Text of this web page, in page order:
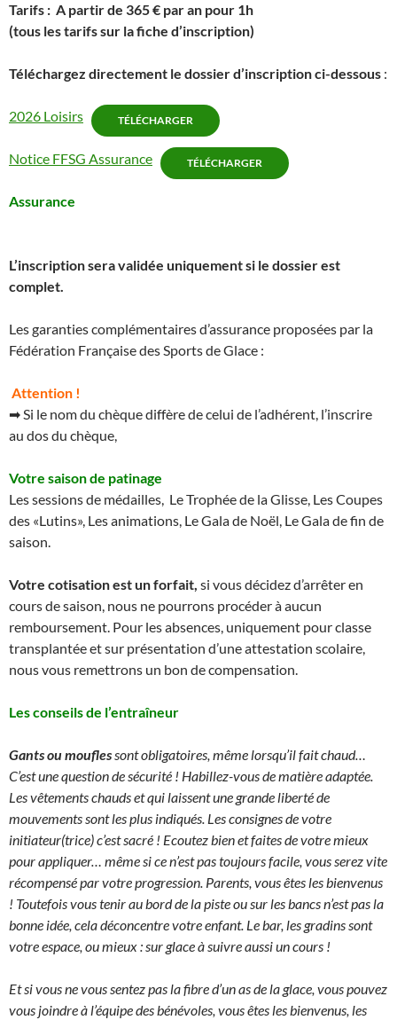
Tarifs : A partir de 365 € par an pour 1h
(tous les tarifs sur la fiche d’inscription)
Téléchargez directement le dossier d’inscription ci-dessous :
2026 Loisirs TÉLÉCHARGER
Notice FFSG Assurance TÉLÉCHARGER
Assurance
L’inscription sera validée uniquement si le dossier est
complet.
Les garanties complémentaires d’assurance proposées par la
Fédération Française des Sports de Glace :
Attention !
➡ Si le nom du chèque diffère de celui de l’adhérent, l’inscrire
au dos du chèque,
Votre saison de patinage
Les sessions de médailles, Le Trophée de la Glisse, Les Coupes
des «Lutins», Les animations, Le Gala de Noël, Le Gala de fin de
saison.
Votre cotisation est un forfait, si vous décidez d’arrêter en
cours de saison, nous ne pourrons procéder à aucun
remboursement. Pour les absences, uniquement pour classe
transplantée et sur présentation d’une attestation scolaire,
nous vous remettrons un bon de compensation.
Les conseils de l’entraîneur
Gants ou mouflessont obligatoires, même lorsqu’il fait chaud…
C’est une question de sécurité ! Habillez-vous de matière adaptée.
Les vêtements chauds et qui laissent une grande liberté de
mouvements sont les plus indiqués. Les consignes de votre
initiateur(trice) c’est sacré ! Ecoutez bien et faites de votre mieux
pour appliquer… même si ce n’est pas toujours facile, vous serez vite
récompensé par votre progression. Parents, vous êtes les bienvenus
! Toutefois vous tenir au bord de la piste ou sur les bancs n’est pas la
bonne idée, cela déconcentre votre enfant. Le bar, les gradins sont
votre espace, ou mieux : sur glace à suivre aussi un cours !
Et si vous ne vous sentez pas la fibre d’un as de la glace, vous pouvez
vous joindre à l’équipe des bénévoles, vous êtes les bienvenus, les